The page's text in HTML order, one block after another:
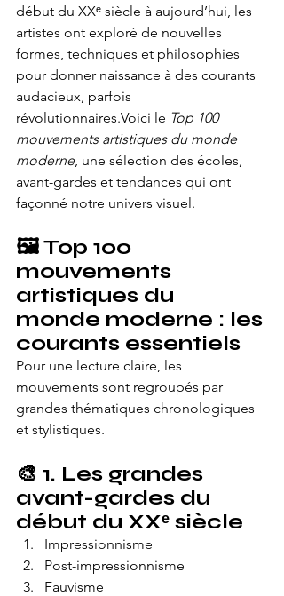
début du XXᵉ siècle à aujourd’hui, les
artistes ont exploré de nouvelles
formes, techniques et philosophies
pour donner naissance à des courants
audacieux, parfois
révolutionnaires.Voici le Top 100
mouvements artistiques du monde
moderne, une sélection des écoles,
avant-gardes et tendances qui ont
façonné notre univers visuel.
🖼️ Top 100
mouvements
artistiques du
monde moderne : les
courants essentiels
Pour une lecture claire, les
mouvements sont regroupés par
grandes thématiques chronologiques
et stylistiques.
🎨 1. Les grandes
avant-gardes du
début du XXᵉ siècle
Impressionnisme
Post-impressionnisme
Fauvisme